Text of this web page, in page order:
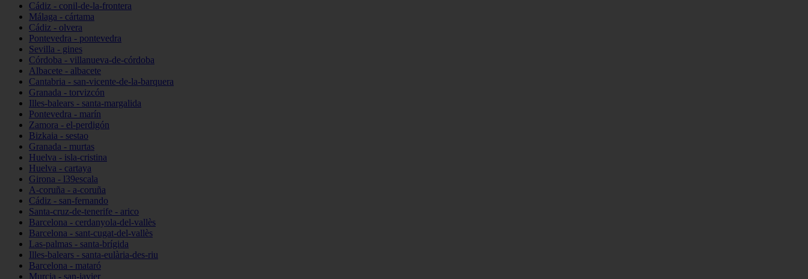
Cádiz - conil-de-la-frontera
Málaga - cártama
Cádiz - olvera
Pontevedra - pontevedra
Sevilla - gines
Córdoba - villanueva-de-córdoba
Albacete - albacete
Cantabria - san-vicente-de-la-barquera
Granada - torvizcón
Illes-balears - santa-margalida
Pontevedra - marín
Zamora - el-perdigón
Bizkaia - sestao
Granada - murtas
Huelva - isla-cristina
Huelva - cartaya
Girona - l39escala
A-coruña - a-coruña
Cádiz - san-fernando
Santa-cruz-de-tenerife - arico
Barcelona - cerdanyola-del-vallès
Barcelona - sant-cugat-del-vallès
Las-palmas - santa-brígida
Illes-balears - santa-eulària-des-riu
Barcelona - mataró
Murcia - san-javier